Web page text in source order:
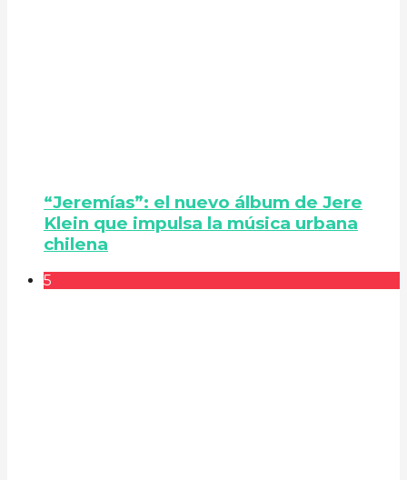
“Jeremías”: el nuevo álbum de Jere
Klein que impulsa la música urbana
chilena
5